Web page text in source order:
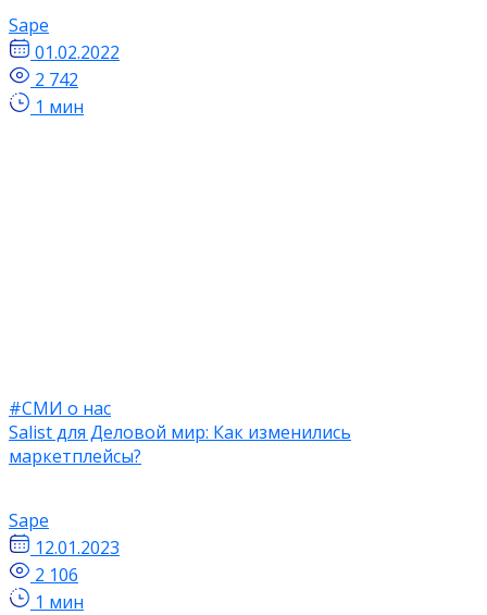
Sape
01.02.2022
2 742
1 мин
#СМИ о нас
Salist для Деловой мир: Как изменились
маркетплейсы?
Sape
12.01.2023
2 106
1 мин